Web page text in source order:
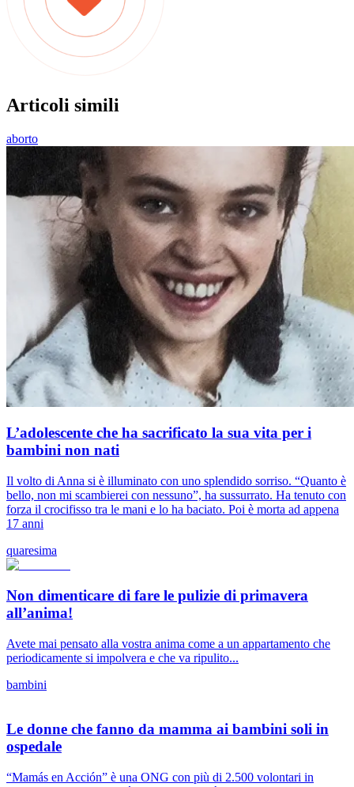
Articoli simili
aborto
L’adolescente che ha sacrificato la sua vita per i
bambini non nati
Il volto di Anna si è illuminato con uno splendido sorriso. “Quanto è
bello, non mi scambierei con nessuno”, ha sussurrato. Ha tenuto con
forza il crocifisso tra le mani e lo ha baciato. Poi è morta ad appena
17 anni
quaresima
Non dimenticare di fare le pulizie di primavera
all’anima!
Avete mai pensato alla vostra anima come a un appartamento che
periodicamente si impolvera e che va ripulito...
bambini
Le donne che fanno da mamma ai bambini soli in
ospedale
“Mamás en Acción” è una ONG con più di 2.500 volontari in